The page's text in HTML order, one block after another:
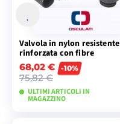
Valvola in nylon resistente
rinforzata con fibre
68,02 €
75,82 €
-10%
ULTIMI ARTICOLI IN
MAGAZZINO